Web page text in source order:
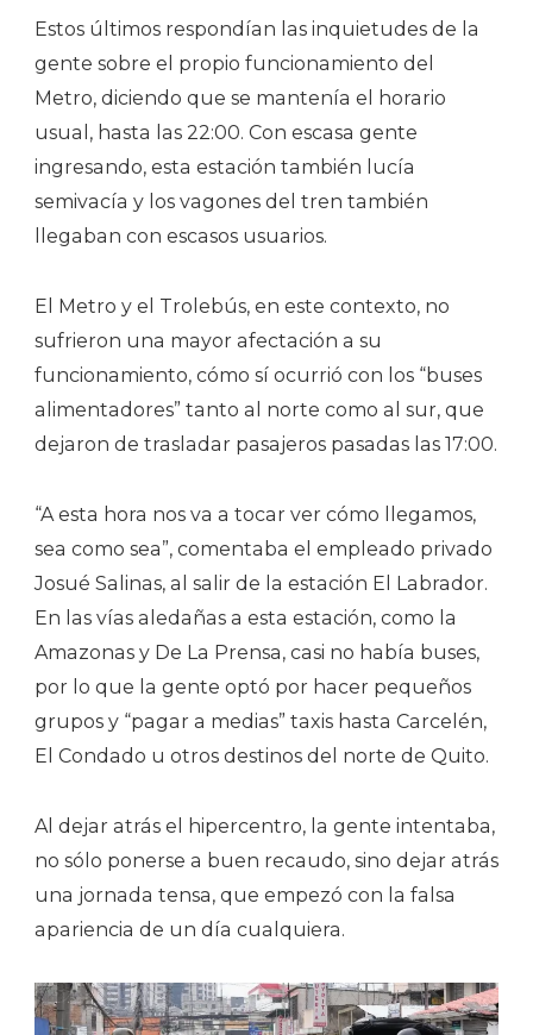
Estos últimos respondían las inquietudes de la
gente sobre el propio funcionamiento del
Metro, diciendo que se mantenía el horario
usual, hasta las 22:00. Con escasa gente
ingresando, esta estación también lucía
semivacía y los vagones del tren también
llegaban con escasos usuarios.
El Metro y el Trolebús, en este contexto, no
sufrieron una mayor afectación a su
funcionamiento, cómo sí ocurrió con los “buses
alimentadores” tanto al norte como al sur, que
dejaron de trasladar pasajeros pasadas las 17:00.
“A esta hora nos va a tocar ver cómo llegamos,
sea como sea”, comentaba el empleado privado
Josué Salinas, al salir de la estación El Labrador.
En las vías aledañas a esta estación, como la
Amazonas y De La Prensa, casi no había buses,
por lo que la gente optó por hacer pequeños
grupos y “pagar a medias” taxis hasta Carcelén,
El Condado u otros destinos del norte de Quito.
Al dejar atrás el hipercentro, la gente intentaba,
no sólo ponerse a buen recaudo, sino dejar atrás
una jornada tensa, que empezó con la falsa
apariencia de un día cualquiera.